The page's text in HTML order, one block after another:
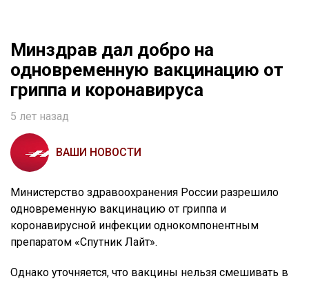
Минздрав дал добро на
одновременную вакцинацию от
гриппа и коронавируса
5 лет назад
ВАШИ НОВОСТИ
Министерство здравоохранения России разрешило
одновременную вакцинацию от гриппа и
коронавирусной инфекции однокомпонентным
препаратом «Спутник Лайт».
Однако уточняется, что вакцины нельзя смешивать в